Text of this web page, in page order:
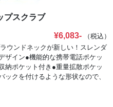
プスクラブ
¥6,083-
（税込）
ウンドネックが新しい！スレンダ
ザイン●機能的な携帯電話ポケッ
納ポケット付き●重量拡散ポケッ
ックを付けるような形状なので、